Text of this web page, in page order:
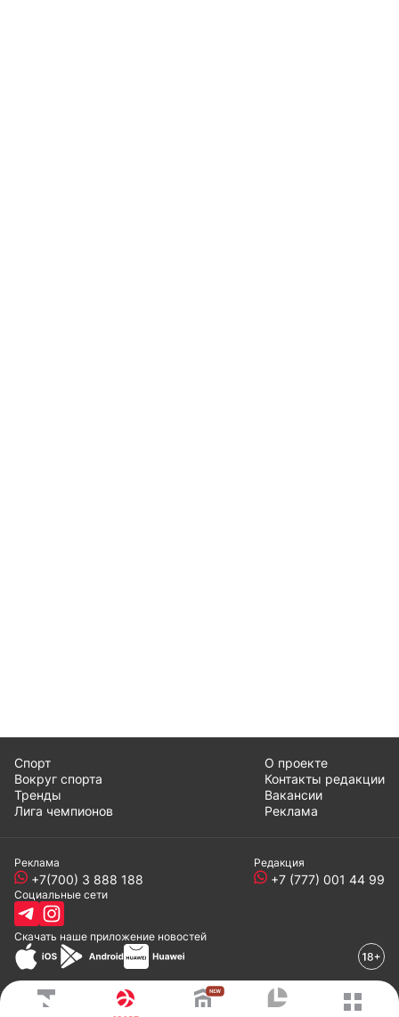
Спорт
Вокруг спорта
Тренды
Лига чемпионов
О проекте
Контакты редакции
Вакансии
Реклама
Реклама
+7(700) 3 888 188
Редакция
+7 (777) 001 44 99
Социальные сети
Скачать наше приложение новостей